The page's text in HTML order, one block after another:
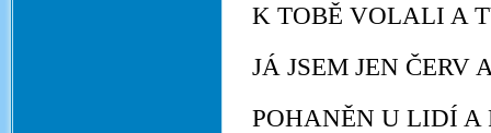
K TOBĚ VOLALI A
JÁ JSEM JEN ČERV
POHANĚN U LIDÍ A